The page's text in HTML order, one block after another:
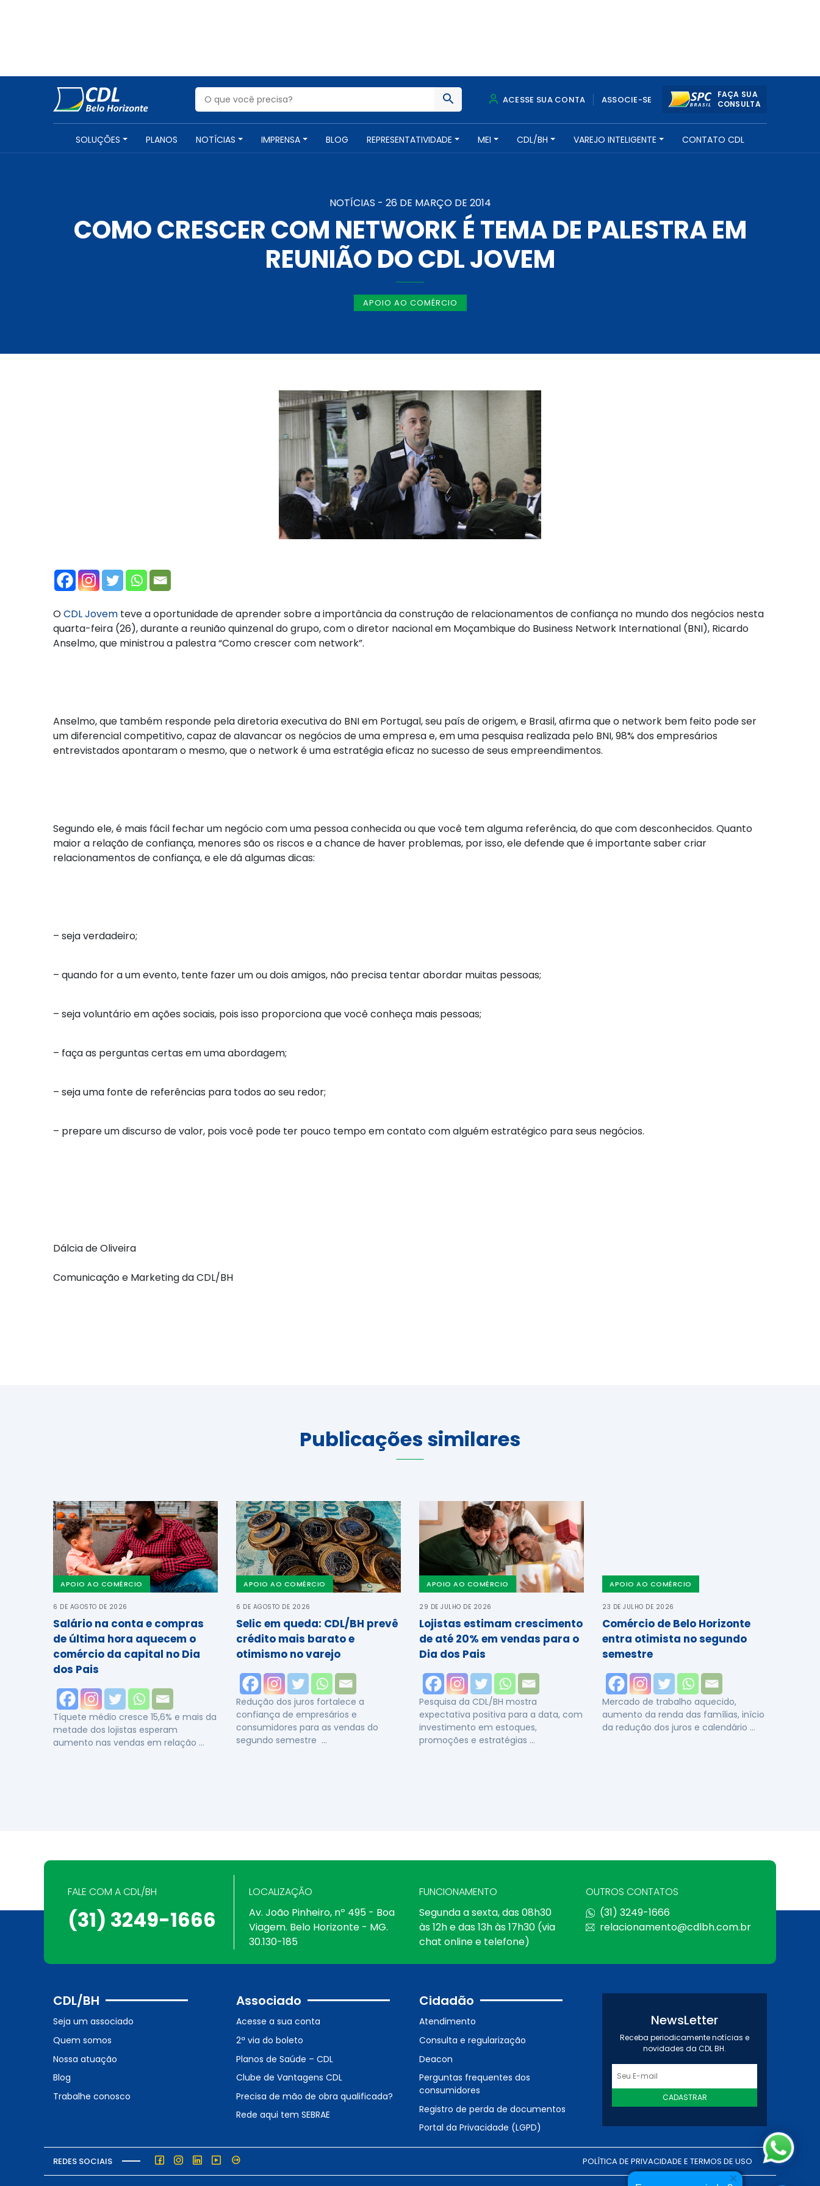
ACESSE SUA CONTA ASSOCIE-SE
FAÇA SUA
CONSULTA
SOLUÇÕES PLANOS NOTÍCIAS IMPRENSA BLOG REPRESENTATIVIDADE MEI CDL/BH VAREJO INTELIGENTE CONTATO CDL
NOTÍCIAS - 26 DE MARÇO DE 2014
COMO CRESCER COM NETWORK É TEMA DE PALESTRA EM
REUNIÃO DO CDL JOVEM
APOIO AO COMÉRCIO
OCDL Jovem teve a oportunidade de aprender sobre a importância da construção de relacionamentos de confiança no mundo dos negócios nesta
quarta-feira (26), durante a reunião quinzenal do grupo, com o diretor nacional em Moçambique do Business Network International (BNI), Ricardo
Anselmo, que ministrou a palestra “Como crescer com network”.
Anselmo, que também responde pela diretoria executiva do BNI em Portugal, seu país de origem, e Brasil, afirma que o network bem feito pode ser
um diferencial competitivo, capaz de alavancar os negócios de uma empresa e, em uma pesquisa realizada pelo BNI, 98% dos empresários
entrevistados apontaram o mesmo, que o network é uma estratégia eficaz no sucesso de seus empreendimentos.
Segundo ele, é mais fácil fechar um negócio com uma pessoa conhecida ou que você tem alguma referência, do que com desconhecidos. Quanto
maior a relação de confiança, menores são os riscos e a chance de haver problemas, por isso, ele defende que é importante saber criar
relacionamentos de confiança, e ele dá algumas dicas:
– seja verdadeiro;
– quando for a um evento, tente fazer um ou dois amigos, não precisa tentar abordar muitas pessoas;
– seja voluntário em ações sociais, pois isso proporciona que você conheça mais pessoas;
– faça as perguntas certas em uma abordagem;
– seja uma fonte de referências para todos ao seu redor;
– prepare um discurso de valor, pois você pode ter pouco tempo em contato com alguém estratégico para seus negócios.
Dálcia de Oliveira
Comunicação e Marketing da CDL/BH
Publicações similares
APOIO AO COMÉRCIO
6 DE AGOSTO DE 2026
Salário na conta e compras
de última hora aquecem o
comércio da capital no Dia
dos Pais
Tíquete médio cresce 15,6% e mais da
metade dos lojistas esperam
aumento nas vendas em relação …
APOIO AO COMÉRCIO
6 DE AGOSTO DE 2026
Selic em queda: CDL/BH prevê
crédito mais barato e
otimismo no varejo
Redução dos juros fortalece a
confiança de empresários e
consumidores para as vendas do
segundo semestre …
APOIO AO COMÉRCIO
29 DE JULHO DE 2026
Lojistas estimam crescimento
de até 20% em vendas para o
Dia dos Pais
Pesquisa da CDL/BH mostra
expectativa positiva para a data, com
investimento em estoques,
promoções e estratégias …
APOIO AO COMÉRCIO
23 DE JULHO DE 2026
Comércio de Belo Horizonte
entra otimista no segundo
semestre
Mercado de trabalho aquecido,
aumento da renda das famílias, início
da redução dos juros e calendário …
FALE COM A CDL/BH
(31) 3249-1666
LOCALIZAÇÃO
Av. João Pinheiro, nº 495 - Boa
Viagem. Belo Horizonte - MG.
30.130-185
FUNCIONAMENTO
Segunda a sexta, das 08h30
às 12h e das 13h às 17h30 (via
chat online e telefone)
OUTROS CONTATOS
(31) 3249-1666
relacionamento@cdlbh.com.br
CDL/BH
Seja um associado
Quem somos
Nossa atuação
Blog
Trabalhe conosco
Associado
Acesse a sua conta
2ª via do boleto
Planos de Saúde – CDL
Clube de Vantagens CDL
Precisa de mão de obra qualificada?
Rede aqui tem SEBRAE
Cidadão
Atendimento
Consulta e regularização
Deacon
Perguntas frequentes dos
consumidores
Registro de perda de documentos
Portal da Privacidade (LGPD)
NewsLetter
Receba periodicamente notícias e
novidades da CDL BH.
CADASTRAR
REDES SOCIAIS POLÍTICA DE PRIVACIDADE E TERMOS DE USO